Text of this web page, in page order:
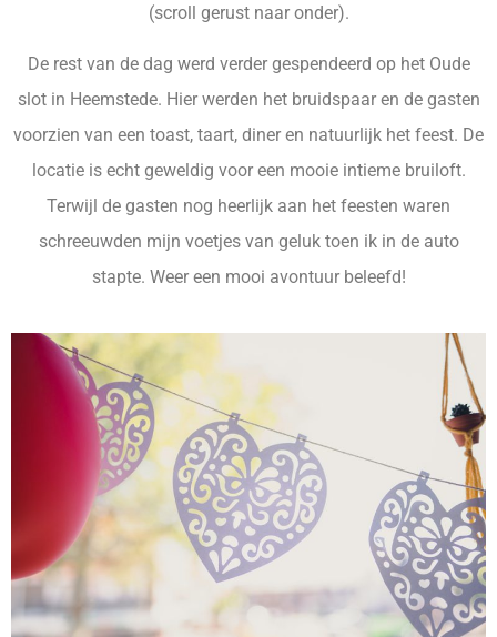
(scroll gerust naar onder).
De rest van de dag werd verder gespendeerd op het Oude
slot in Heemstede. Hier werden het bruidspaar en de gasten
voorzien van een toast, taart, diner en natuurlijk het feest. De
locatie is echt geweldig voor een mooie intieme bruiloft.
Terwijl de gasten nog heerlijk aan het feesten waren
schreeuwden mijn voetjes van geluk toen ik in de auto
stapte. Weer een mooi avontuur beleefd!